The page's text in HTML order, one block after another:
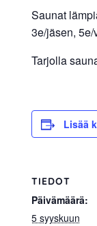
Saunat
3e/jäsen, 5e/
Tarjolla
Lisää
TIEDOT
Päivämäärä:
5 syyskuun